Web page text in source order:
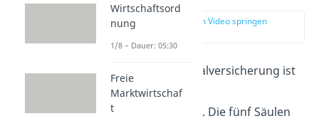
zur Stelle im Video springen
Die gesetzliche Sozialversicherung ist
in Deutschland eine
Pflichtversicherung . Die fünf Säulen
Wirtschaftsord
nung
1/8 – Dauer: 05:30
Freie
Marktwirtschaf
t